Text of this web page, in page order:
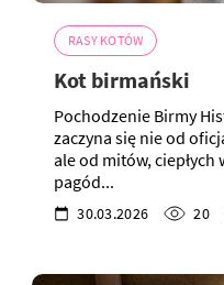
RASY KOTÓW
Kot birmański
Pochodzenie Birmy
zaczyna się nie od
ale od mitów,
pagód...
30.03.2026 20